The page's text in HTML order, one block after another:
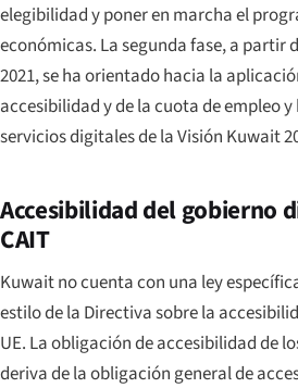
elegibilidad y poner en marcha el
económicas. La segunda fase, a partir
2021, se ha orientado hacia la
accesibilidad y de la cuota de empleo
servicios digitales de la Visión Kuwait
Accesibilidad del gobierno
CAIT
Kuwait no cuenta con una ley
estilo de la Directiva sobre la
UE. La obligación de accesibilidad de
deriva de la obligación general de